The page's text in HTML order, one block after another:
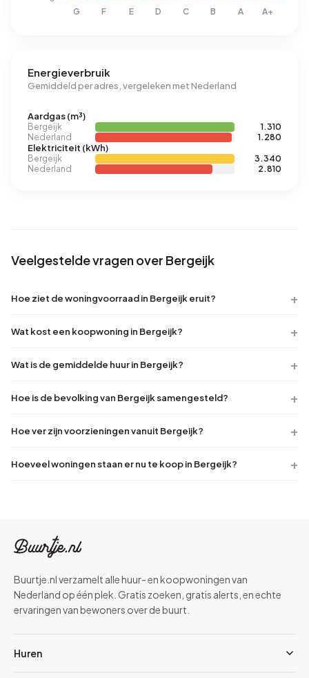
Energieverbruik
Gemiddeld per adres, vergeleken met Nederland
Aardgas (m³)
Bergeijk
1.310
Nederland
1.280
Elektriciteit (kWh)
Bergeijk
3.340
Nederland
2.810
Veelgestelde vragen over Bergeijk
Hoe ziet de woningvoorraad in Bergeijk eruit?
Wat kost een koopwoning in Bergeijk?
Wat is de gemiddelde huur in Bergeijk?
Hoe is de bevolking van Bergeijk samengesteld?
Hoe ver zijn voorzieningen vanuit Bergeijk?
Hoeveel woningen staan er nu te koop in Bergeijk?
Buurtje.nl verzamelt alle huur- en koopwoningen van
Nederland op één plek. Gratis zoeken, gratis alerts, en echte
ervaringen van bewoners over de buurt.
Huren